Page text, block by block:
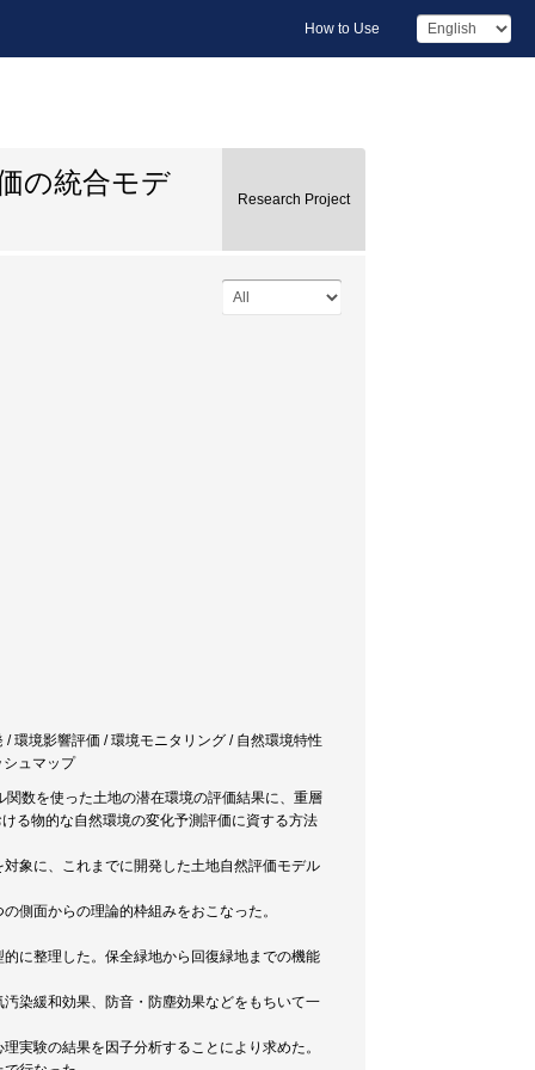
How to Use
の統合モデ
Research Project
環境影響評価 / 環境モニタリング / 自然環境特性
シュマップ
数を使った土地の潜在環境の評価結果に、重層
る物的な自然環境の変化予測評価に資する方法
象に、これまでに開発した土地自然評価モデル
側面からの理論的枠組みをおこなった。
に整理した。保全緑地から回復緑地までの機能
染緩和効果、防音・防塵効果などをもちいて一
実験の結果を因子分析することにより求めた。